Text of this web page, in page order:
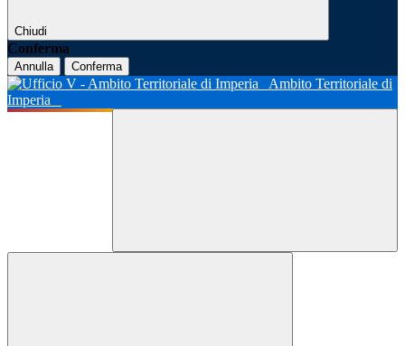
Chiudi
Conferma
Annulla Conferma
Ambito Territoriale di
Imperia